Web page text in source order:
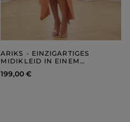
ARIKS - EINZIGARTIGES
MIDIKLEID IN EINEM
ORANGETON
199,00 €